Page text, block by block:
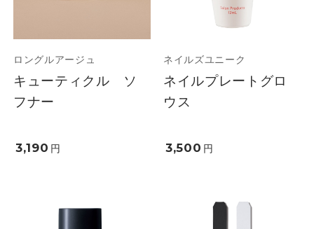
ロングルアージュ
キューティクル ソ
フナー
3,190 円
ネイルズユニーク
ネイルプレートグロ
ウス
3,500 円